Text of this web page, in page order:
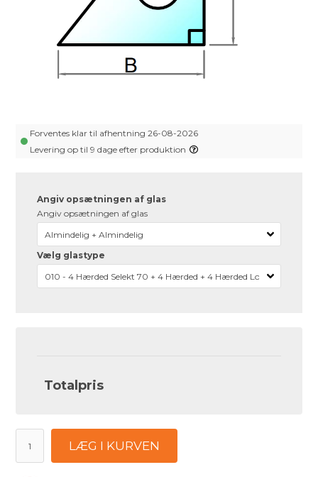
Forventes klar til afhentning 26-08-2026
Levering op til 9 dage efter produktion
Angiv opsætningen af glas
Angiv opsætningen af glas
Vælg glastype
Totalpris
LÆG I KURVEN